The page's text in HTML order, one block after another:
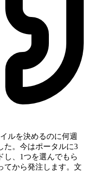
ルを決めるのに何週
た。今はポータルに3
し、1つを選んでもら
てから発注します。文